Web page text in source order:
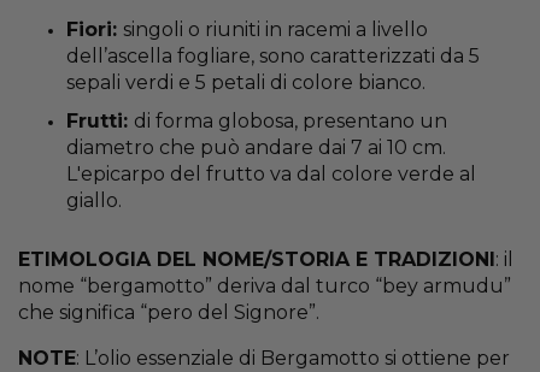
Fiori: singoli o riuniti in racemi a livello
dell’ascella fogliare, sono caratterizzati da 5
sepali verdi e 5 petali di colore bianco.
Frutti: di forma globosa, presentano un
diametro che può andare dai 7 ai 10 cm.
L'epicarpo del frutto va dal colore verde al
giallo.
ETIMOLOGIA DEL NOME/STORIA E TRADIZIONI : il
nome “bergamotto” deriva dal turco “bey armudu”
che significa “pero del Signore”.
NOTE: L’olio essenziale di Bergamotto si ottiene per